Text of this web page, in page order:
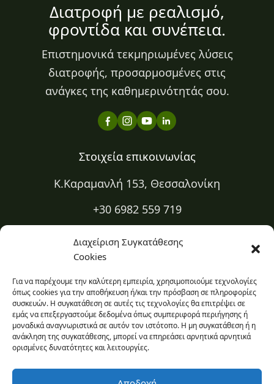
Διαχείριση Συγκατάθεσης
Cookies
Για να παρέχουμε την καλύτερη εμπειρία, χρησιμοποιούμε τεχνολογίες
όπως cookies για την αποθήκευση ή/και την πρόσβαση σε πληροφορίες
συσκευών. Η συγκατάθεση σε αυτές τις τεχνολογίες θα επιτρέψει σε
εμάς να επεξεργαστούμε δεδομένα όπως συμπεριφορά περιήγησης ή
μοναδικά αναγνωριστικά σε αυτόν τον ιστότοπο. Η μη συγκατάθεση ή η
ανάκληση της συγκατάθεσης, μπορεί να επηρεάσει αρνητικά αρνητικά
ορισμένες δυνατότητες και λειτουργίες.
Διατροφή με ρεαλισμό,
φροντίδα και συνέπεια.
Επιστημονικά τεκμηριωμένες λύσεις
διατροφής, προσαρμοσμένες στις
ανάγκες της καθημερινότητάς σου.
Στοιχεία επικοινωνίας
Κ.Καραμανλή 153, Θεσσαλονίκη
+30 6982 559 719
+30 2310 334 883
kapa@kapadiatrofi.gr
Είμαι online 24/7
Ο χώρος σου
Πρόσβαση στο εβδομαδιαίο πρόγραμμα και ιστορικό σου.